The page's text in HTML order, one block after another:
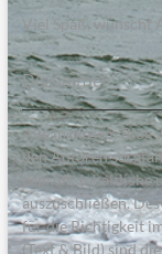
Viel Spaß, wünscht
Disclaimer
Alle in diesem Blog
den Autoren
geprüft. Inhaltliche
auszuschließen.
für die Richtigkeit
(Text & Bild) sind